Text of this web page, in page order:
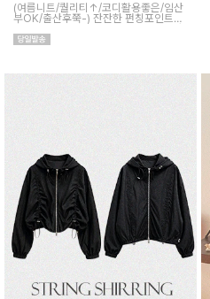
(여름니트/퀄리티↑/코디활용좋은/임산
부OK/출산후쭉-) 잔잔한 펀칭포인트들
라넥으로 오피스룩에도 입기좋은 나시